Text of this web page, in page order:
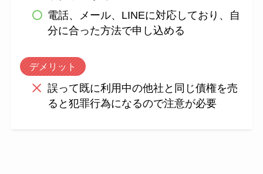
電話、メール、LINEに対応しており、自
分に合った方法で申し込める
デメリット
誤って既に利用中の他社と同じ債権を売
ると犯罪行為になるので注意が必要